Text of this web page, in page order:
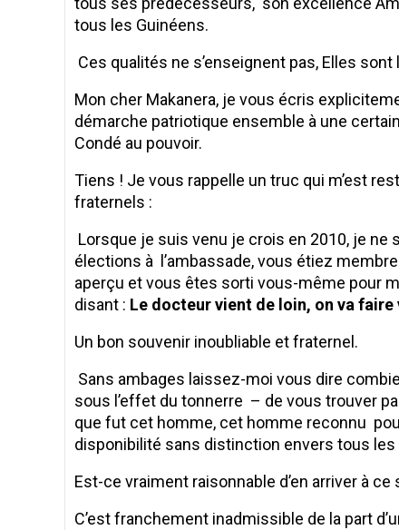
tous les Guinéens.
Ces qualités ne s’enseignent pas, Elles
Mon cher Makanera, je vous écris
démarche patriotique ensemble à une
Condé au pouvoir.
Tiens ! Je vous rappelle un truc qui m’est
fraternels :
Lorsque je suis venu je crois en 2010, je
élections à l’ambassade, vous étiez
aperçu et vous êtes sorti vous-même pour
disant : Le docteur vient de loin, on va faire
Un bon souvenir inoubliable et fraternel.
Sans ambages laissez-moi vous dire
sous l’effet du tonnerre – de vous trouver
que fut cet homme, cet homme reconnu
disponibilité sans distinction envers tous les
Est-ce vraiment raisonnable d’en arriver à
C’est franchement inadmissible de la part